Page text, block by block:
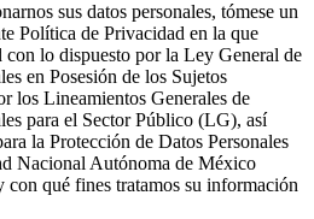
sus datos personales, tómese un
Política de Privacidad en la que
lo dispuesto por la Ley General de
en Posesión de los Sujetos
los Lineamientos Generales de
para el Sector Público (LG), así
la Protección de Datos Personales
Nacional Autónoma de México
qué fines tratamos su información